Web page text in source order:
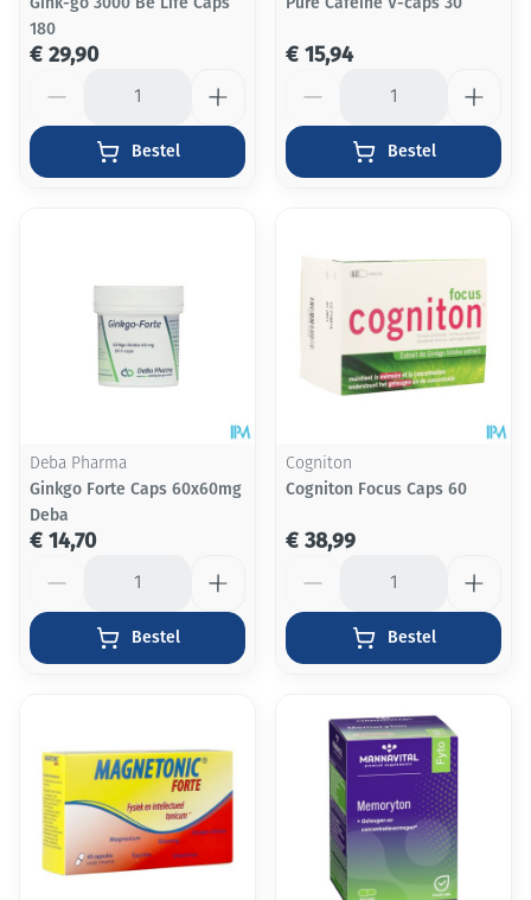
180
€ 29,90
Bestel
€ 15,94
Bestel
Deba Pharma
Ginkgo Forte Caps 60x60mg
Deba
€ 14,70
Bestel
Cogniton
Cogniton Focus Caps 60
€ 38,99
Bestel